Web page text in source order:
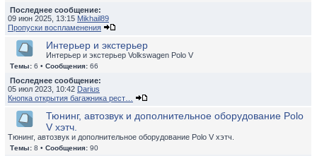
Последнее сообщение:
09 июн 2025, 13:15 Mikhail89
Пропуски воспламенения
Интерьер и экстерьер
Интерьер и экстерьер Volkswagen Polo V
Темы: 6 • Сообщения: 66
Последнее сообщение:
05 июл 2023, 10:42 Darius
Кнопка открытия багажника рест…
Тюнинг, автозвук и дополнительное оборудование Polo
V хэтч.
Тюнинг, автозвук и дополнительное оборудование Polo V хэтч.
Темы: 8 • Сообщения: 90